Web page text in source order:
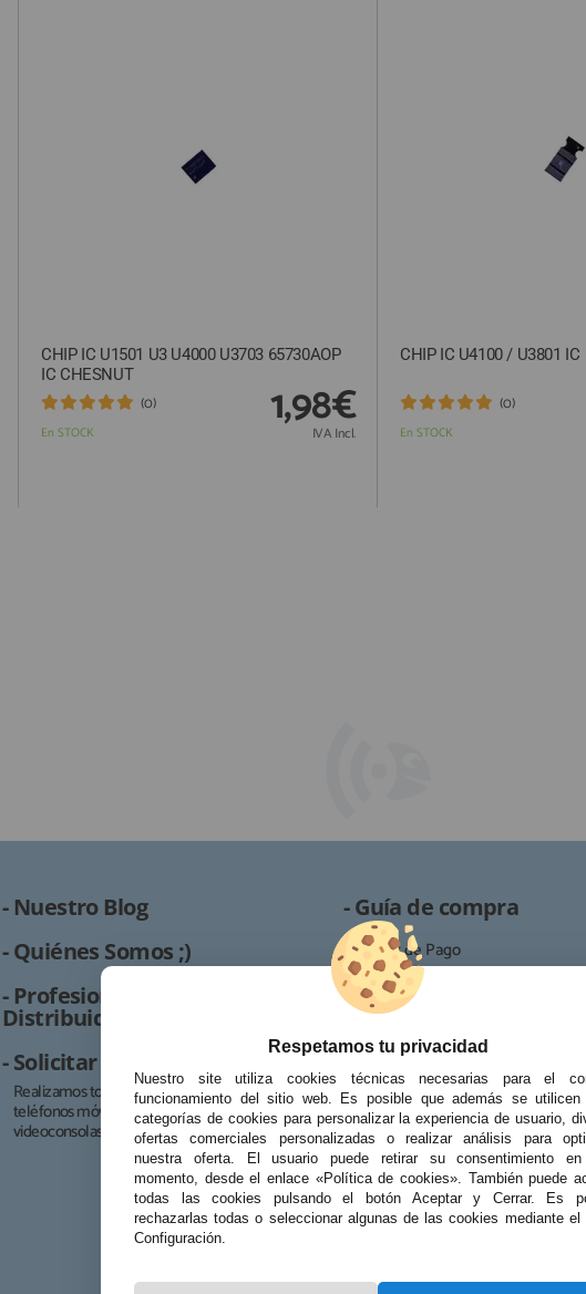
CHIP IC U1501 U3 U4000 U3703 65730AOP
IC CHESNUT
En STOCK
(0) 1,98€
IVA Incl.
CHIP IC U4100 / U3801 IC
En STOCK
(0)
- Nuestro Blog
- Quiénes Somos ;)
- Profesionales /
Distribuidor
- Solicitar Reparación
Realizamos todo tipo de reparaciones de
teléfonos móviles, tablets, portátiles y
videoconsolas.
- Guía de compra
· Formas de Pago
· Proceso de RMA
· Condiciones de contratación
· Política de devoluciones
· Resolución de Litigios en Línea
Respetamos tu privacidad
Nuestro site utiliza cookies técnicas necesarias para el
funcionamiento del sitio web. Es posible que además se utilicen
categorías de cookies para personalizar la experiencia de usuario,
ofertas comerciales personalizadas o realizar análisis para
nuestra oferta. El usuario puede retirar su consentimiento
momento, desde el enlace «Política de cookies». También puede
todas las cookies pulsando el botón Aceptar y Cerrar. Es
rechazarlas todas o seleccionar algunas de las cookies mediante el
Configuración.